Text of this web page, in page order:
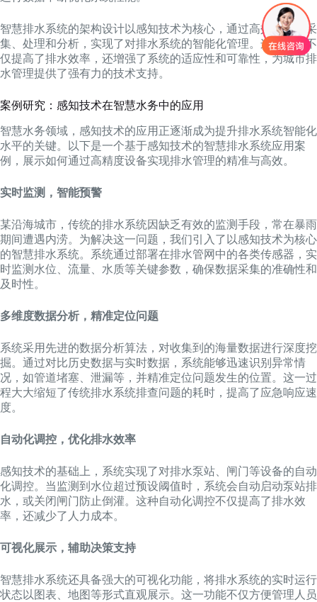
智慧排水系统的架构设计以感知技术为核心，通过高效的数据采
集、处理和分析，实现了对排水系统的智能化管理。这种架构不
仅提高了排水效率，还增强了系统的适应性和可靠性，为城市排
水管理提供了强有力的技术支持。
案例研究：感知技术在智慧水务中的应用
智慧水务领域，感知技术的应用正逐渐成为提升排水系统智能化
水平的关键。以下是一个基于感知技术的智慧排水系统应用案
例，展示如何通过高精度设备实现排水管理的精准与高效。
实时监测，智能预警
某沿海城市，传统的排水系统因缺乏有效的监测手段，常在暴雨
期间遭遇内涝。为解决这一问题，我们引入了以感知技术为核心
的智慧排水系统。系统通过部署在排水管网中的各类传感器，实
时监测水位、流量、水质等关键参数，确保数据采集的准确性和
及时性。
多维度数据分析，精准定位问题
系统采用先进的数据分析算法，对收集到的海量数据进行深度挖
掘。通过对比历史数据与实时数据，系统能够迅速识别异常情
况，如管道堵塞、泄漏等，并精准定位问题发生的位置。这一过
程大大缩短了传统排水系统排查问题的耗时，提高了应急响应速
度。
自动化调控，优化排水效率
感知技术的基础上，系统实现了对排水泵站、闸门等设备的自动
化调控。当监测到水位超过预设阈值时，系统会自动启动泵站排
水，或关闭闸门防止倒灌。这种自动化调控不仅提高了排水效
率，还减少了人力成本。
可视化展示，辅助决策支持
智慧排水系统还具备强大的可视化功能，将排水系统的实时运行
状态以图表、地图等形式直观展示。这一功能不仅方便管理人员